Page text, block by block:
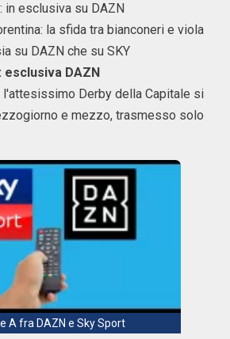
in esclusiva su DAZN
la sfida tra bianconeri e viola
su DAZN che su SKY
esclusiva DAZN
l'attesissimo Derby della Capitale si
e mezzo, trasmesso solo
A fra DAZN e Sky Sport